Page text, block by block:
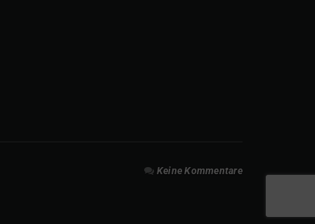
Keine Kommentare